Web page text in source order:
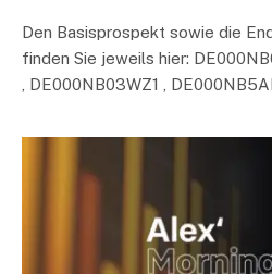
Den Basisprospekt sowie die
finden Sie jeweils hier:
, DE000NB03WZ1 ,